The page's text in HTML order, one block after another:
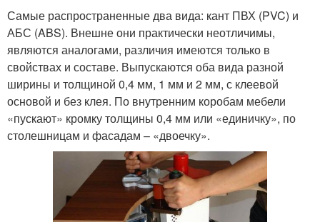
Самые распространенные два вида: кант ПВХ (PVC) и
АБС (ABS). Внешне они практически неотличимы,
являются аналогами, различия имеются только в
свойствах и составе. Выпускаются оба вида разной
ширины и толщиной 0,4 мм, 1 мм и 2 мм, с клеевой
основой и без клея. По внутренним коробам мебели
«пускают» кромку толщины 0,4 мм или «единичку», по
столешницам и фасадам – «двоечку».